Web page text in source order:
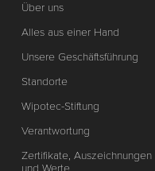
Über uns
Alles aus einer Hand
Unsere Geschäftsführung
Standorte
Wipotec-Stiftung
Verantwortung
Zertifikate, Auszeichnungen